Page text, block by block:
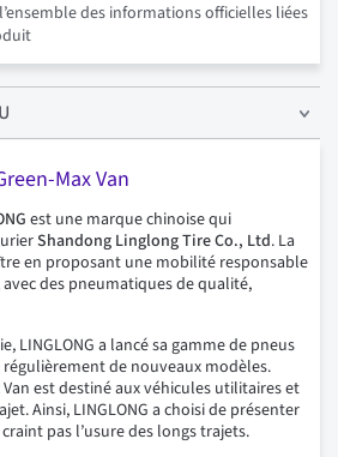
des informations officielles liées
Max Van
est une marque chinoise qui
Shandong Linglong Tire Co., Ltd. La
en proposant une mobilité responsable
des pneumatiques de qualité,
LINGLONG a lancé sa gamme de pneus
de nouveaux modèles.
Van est destiné aux véhicules utilitaires et
Ainsi, LINGLONG a choisi de présenter
pas l’usure des longs trajets.